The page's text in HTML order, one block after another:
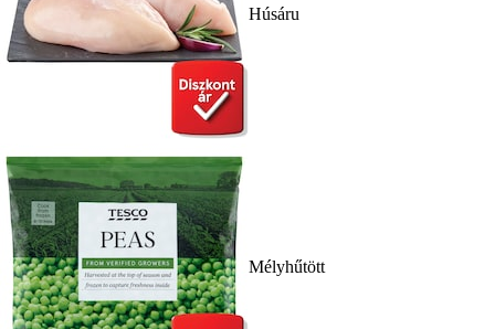
Húsáru
Mélyhűtött